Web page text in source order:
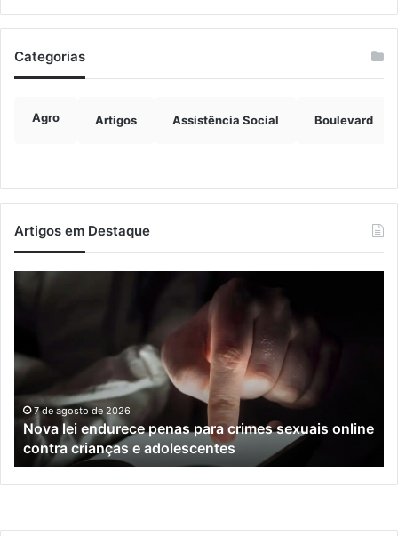
Categorias
Agro Artigos Assistência Social Boulevard
Artigos em Destaque
para
crimes
sexuais
online
contra
crianças
e
adolescentes
7 de agosto de 2026
Nova lei endurece penas para crimes sexuais online
contra crianças e adolescentes